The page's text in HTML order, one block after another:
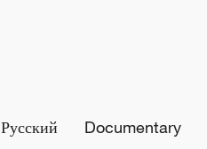
Русский Documentary